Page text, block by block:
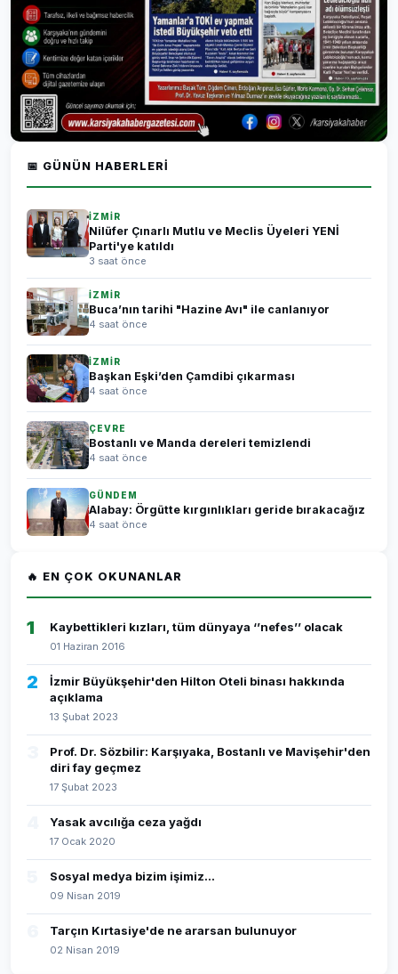
📅 GÜNÜN HABERLERI
İZMİR
Nilüfer Çınarlı Mutlu ve Meclis Üyeleri YENİ
Parti'ye katıldı
3 saat önce
İZMİR
Buca’nın tarihi "Hazine Avı" ile canlanıyor
4 saat önce
İZMİR
Başkan Eşki’den Çamdibi çıkarması
4 saat önce
ÇEVRE
Bostanlı ve Manda dereleri temizlendi
4 saat önce
GÜNDEM
Alabay: Örgütte kırgınlıkları geride bırakacağız
4 saat önce
🔥 EN ÇOK OKUNANLAR
1 Kaybettikleri kızları, tüm dünyaya ‘’nefes’’ olacak
01 Haziran 2016
2
İzmir Büyükşehir'den Hilton Oteli binası hakkında
açıklama
13 Şubat 2023
Prof. Dr. Sözbilir: Karşıyaka, Bostanlı ve Mavişehir'den
diri fay geçmez
17 Şubat 2023
Yasak avcılığa ceza yağdı
17 Ocak 2020
Sosyal medya bizim işimiz...
09 Nisan 2019
Tarçın Kırtasiye'de ne ararsan bulunuyor
02 Nisan 2019